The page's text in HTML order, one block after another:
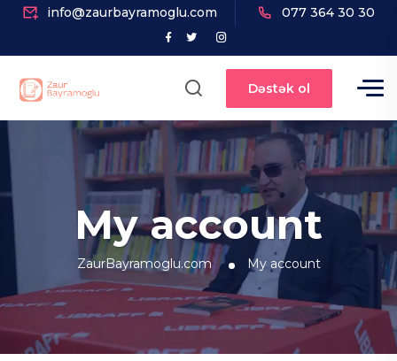
info@zaurbayramoglu.com 077 364 30 30
Dəstək ol
My account
ZaurBayramoglu.com My account